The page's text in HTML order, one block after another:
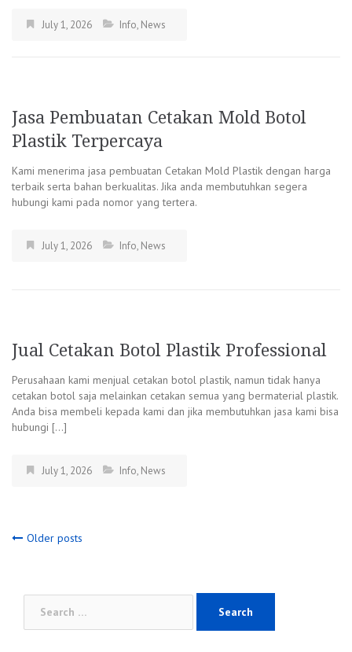
July 1, 2026 Info, News
Jasa Pembuatan Cetakan Mold Botol
Plastik Terpercaya
Kami menerima jasa pembuatan Cetakan Mold Plastik dengan harga
terbaik serta bahan berkualitas. Jika anda membutuhkan segera
hubungi kami pada nomor yang tertera.
July 1, 2026 Info, News
Jual Cetakan Botol Plastik Professional
Perusahaan kami menjual cetakan botol plastik, namun tidak hanya
cetakan botol saja melainkan cetakan semua yang bermaterial plastik.
Anda bisa membeli kepada kami dan jika membutuhkan jasa kami bisa
hubungi […]
July 1, 2026 Info, News
Posts
Older posts